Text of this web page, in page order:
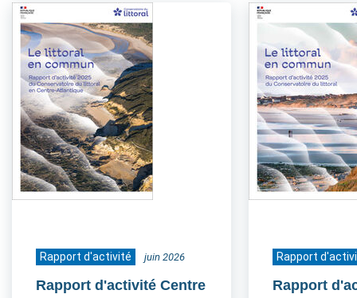
Rapport d'activité juin 2026
Rapport d'activité Centre
Rapport
Rapport